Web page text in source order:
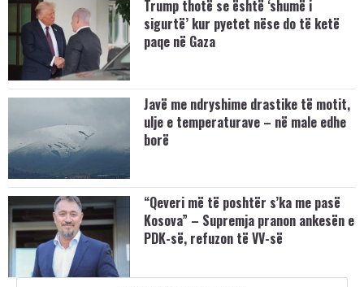
Trump thotë se është ‘shumë i
sigurtë’ kur pyetet nëse do të ketë
paqe në Gaza
Javë me ndryshime drastike të motit,
ulje e temperaturave – në male edhe
borë
“Qeveri më të poshtër s’ka me pasë
Kosova” – Supremja pranon ankesën e
PDK-së, refuzon të VV-së